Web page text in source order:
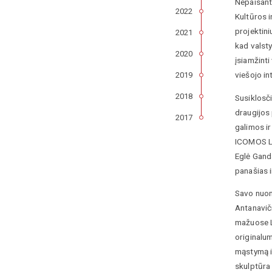
Kultūros
kad
viešojo
draugijos
galimos
ICOMOS
Eglė
panašias
Savo
mažuose
mąstymą
skulptūra
2022
2021
2020
2019
2018
2017